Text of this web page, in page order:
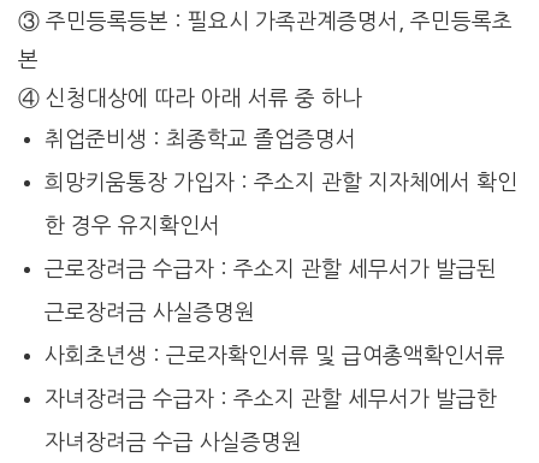
③ 주민등록등본 : 필요시 가족관계증명서, 주민등록초
본
④ 신청대상에 따라 아래 서류 중 하나
취업준비생 : 최종학교 졸업증명서
희망키움통장 가입자 : 주소지 관할 지자체에서 확인
한 경우 유지확인서
근로장려금 수급자 : 주소지 관할 세무서가 발급된
근로장려금 사실증명원
사회초년생 : 근로자확인서류 및 급여총액확인서류
자녀장려금 수급자 : 주소지 관할 세무서가 발급한
자녀장려금 수급 사실증명원